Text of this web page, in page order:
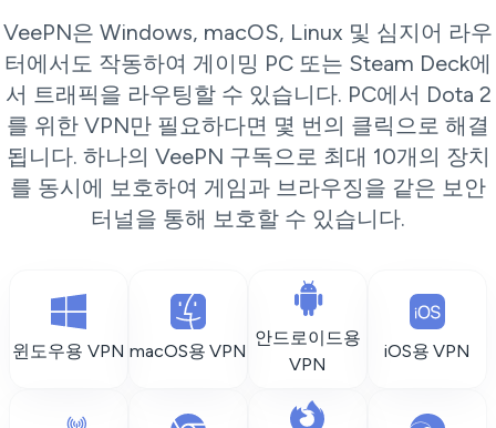
VeePN은 Windows, macOS, Linux 및 심지어 라우
터에서도 작동하여 게이밍 PC 또는 Steam Deck에
서 트래픽을 라우팅할 수 있습니다. PC에서 Dota 2
를 위한 VPN만 필요하다면 몇 번의 클릭으로 해결
됩니다. 하나의 VeePN 구독으로 최대 10개의 장치
를 동시에 보호하여 게임과 브라우징을 같은 보안
터널을 통해 보호할 수 있습니다.
윈도우용 VPN macOS용 VPN
안드로이드용
VPN
iOS용 VPN